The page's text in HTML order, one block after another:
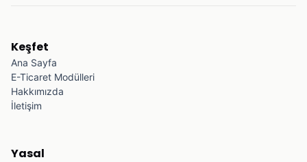
Keşfet
Ana Sayfa
E-Ticaret Modülleri
Hakkımızda
İletişim
Yasal